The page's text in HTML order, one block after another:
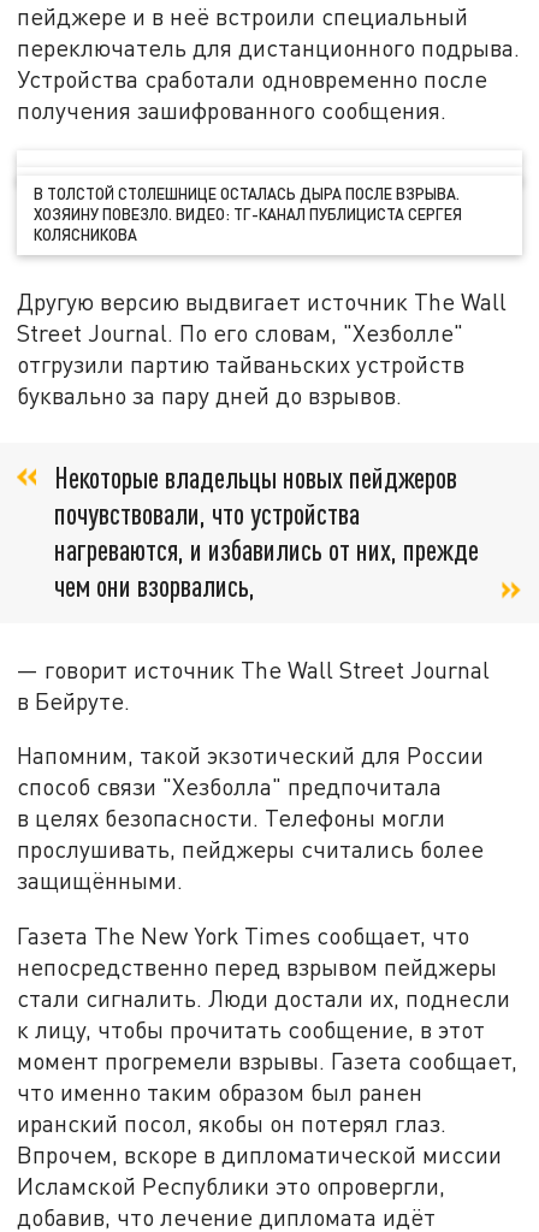
пейджере и в неё встроили специальный
переключатель для дистанционного подрыва.
Устройства сработали одновременно после
получения зашифрованного сообщения.
В ТОЛСТОЙ СТОЛЕШНИЦЕ ОСТАЛАСЬ ДЫРА ПОСЛЕ ВЗРЫВА.
ХОЗЯИНУ ПОВЕЗЛО. ВИДЕО: ТГ-КАНАЛ ПУБЛИЦИСТА СЕРГЕЯ
КОЛЯСНИКОВА
Другую версию выдвигает источник The Wall
Street Journal. По его словам, "Хезболле"
отгрузили партию тайваньских устройств
буквально за пару дней до взрывов.
Некоторые владельцы новых пейджеров
почувствовали, что устройства
нагреваются, и избавились от них, прежде
чем они взорвались,
— говорит источник The Wall Street Journal
в Бейруте.
Напомним, такой экзотический для России
способ связи "Хезболла" предпочитала
в целях безопасности. Телефоны могли
прослушивать, пейджеры считались более
защищёнными.
Газета The New York Times сообщает, что
непосредственно перед взрывом пейджеры
стали сигналить. Люди достали их, поднесли
к лицу, чтобы прочитать сообщение, в этот
момент прогремели взрывы. Газета сообщает,
что именно таким образом был ранен
иранский посол, якобы он потерял глаз.
Впрочем, вскоре в дипломатической миссии
Исламской Республики это опровергли,
добавив, что лечение дипломата идёт